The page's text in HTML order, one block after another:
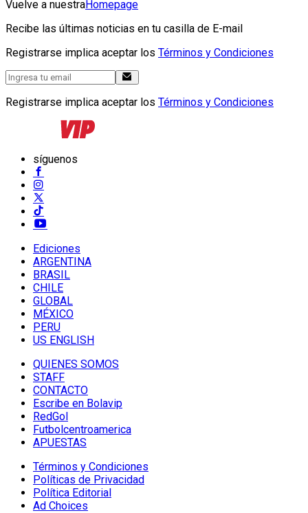
Vuelve a nuestraHomepage
Recibe las últimas noticias en tu casilla de E-mail
Registrarse implica aceptar los Términos y Condiciones
Registrarse implica aceptar los Términos y Condiciones
síguenos
Ediciones
ARGENTINA
BRASIL
CHILE
GLOBAL
MÉXICO
PERU
US ENGLISH
QUIENES SOMOS
STAFF
CONTACTO
Escribe en Bolavip
RedGol
Futbolcentroamerica
APUESTAS
Términos y Condiciones
Políticas de Privacidad
Política Editorial
Ad Choices